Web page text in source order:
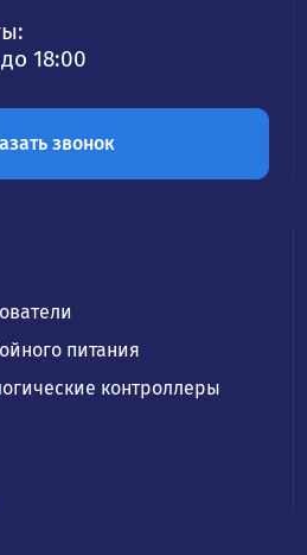
18:00
звонок
питания
контроллеры